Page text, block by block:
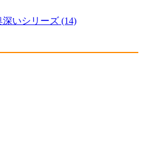
深いシリーズ (14)